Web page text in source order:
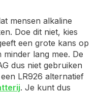
mensen alkaline
Doe dit niet, kies
een grote kans op
lang mee. De
dus niet gebruiken
LR926 alternatief
. Je kunt dus